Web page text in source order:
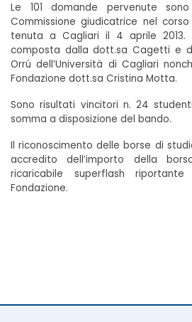
Le 101 domande pervenute
Commissione giudicatrice nel
tenuta a Cagliari il 4 aprile 2013.
composta dalla dott.sa Cagetti e
Orrú dell’Università di Cagliari
Fondazione dott.sa Cristina Motta.
Sono risultati vincitori n. 24
somma a disposizione del bando.
Il riconoscimento delle borse di
accredito dell’importo della
ricaricabile superflash
Fondazione.